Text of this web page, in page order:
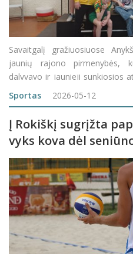
Savaitgalį gražiuosiuose
jaunių rajono pirmenybės,
dalyvavo ir jaunieji sunkiosios
bei Rokiškio. Kovoms
kultūros ir spo
Sportas 2026-05-12
Į Rokiškį sugrįžta
vyks kova dėl